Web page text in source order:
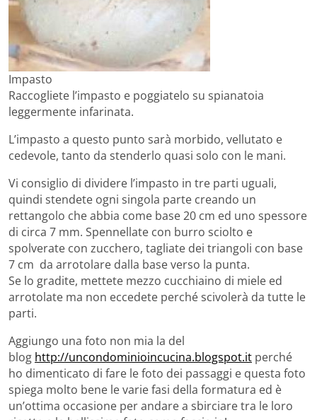
Impasto
Raccogliete l’impasto e poggiatelo su spianatoia
leggermente infarinata.
L’impasto a questo punto sarà morbido, vellutato e
cedevole, tanto da stenderlo quasi solo con le mani.
Vi consiglio di dividere l’impasto in tre parti uguali,
quindi stendete ogni singola parte creando un
rettangolo che abbia come base 20 cm ed uno spessore
di circa 7 mm. Spennellate con burro sciolto e
spolverate con zucchero, tagliate dei triangoli con base
7 cm da arrotolare dalla base verso la punta.
Se lo gradite, mettete mezzo cucchiaino di miele ed
arrotolate ma non eccedete perché scivolerà da tutte le
parti.
Aggiungo una foto non mia la del
blog http://uncondominioincucina.blogspot.it perché
ho dimenticato di fare le foto dei passaggi e questa foto
spiega molto bene le varie fasi della formatura ed è
un’ottima occasione per andare a sbirciare tra le loro